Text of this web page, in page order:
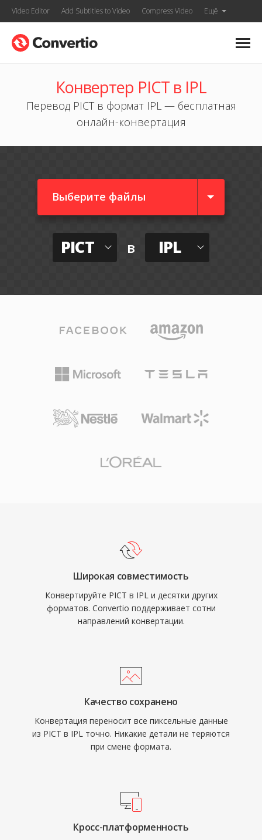
Video Editor Add Subtitles to Video Compress Video Ещё
Конвертер PICT в IPL
Перевод PICT в формат IPL — бесплатная
онлайн-конвертация
Выберите файлы
PICT в IPL
Широкая совместимость
Конвертируйте PICT в IPL и десятки других
форматов. Convertio поддерживает сотни
направлений конвертации.
Качество сохранено
Конвертация переносит все пиксельные данные
из PICT в IPL точно. Никакие детали не теряются
при смене формата.
Кросс-платформенность